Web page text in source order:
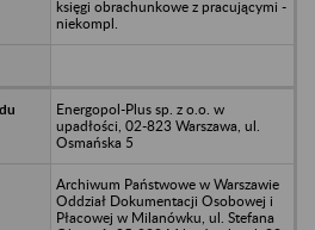
księgi obrachunkowe z pracującymi -
niekompl.
Energopol-Plus sp. z o.o. w
upadłości, 02-823 Warszawa, ul.
Osmańska 5
Archiwum Państwowe w Warszawie
Oddział Dokumentacji Osobowej i
Płacowej w Milanówku, ul. Stefana